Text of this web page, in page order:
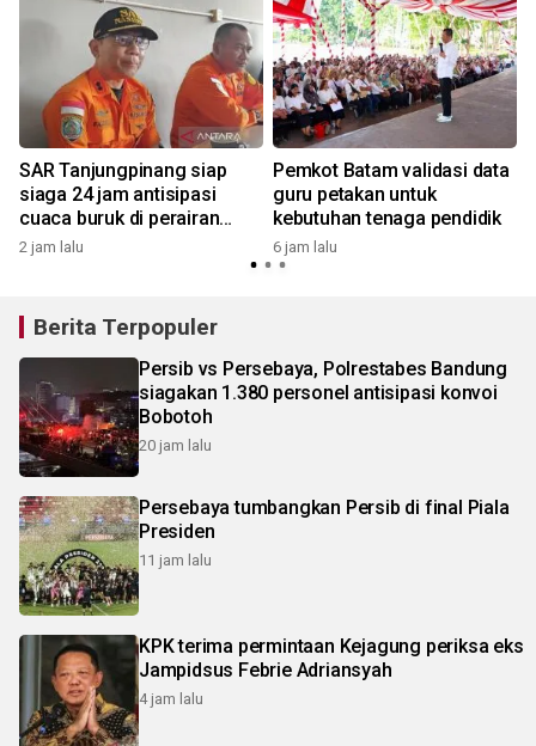
SAR Tanjungpinang siap
siaga 24 jam antisipasi
cuaca buruk di perairan
Kepri
2 jam lalu
Pemkot Batam validasi data
guru petakan untuk
kebutuhan tenaga pendidik
6 jam lalu
Berita Terpopuler
Persib vs Persebaya, Polrestabes Bandung
siagakan 1.380 personel antisipasi konvoi
Bobotoh
20 jam lalu
Persebaya tumbangkan Persib di final Piala
Presiden
11 jam lalu
KPK terima permintaan Kejagung periksa eks
Jampidsus Febrie Adriansyah
4 jam lalu